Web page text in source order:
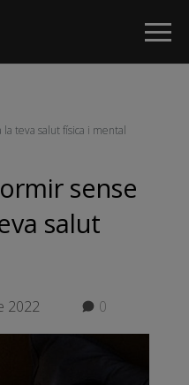
teva salut física i mental
sense
salut
2022 0